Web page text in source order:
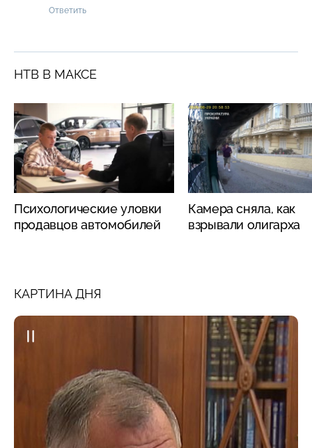
Ответить
НТВ В МАКСЕ
Психологические уловки
продавцов автомобилей
Камера сняла, как
взрывали олигарха
КАРТИНА ДНЯ